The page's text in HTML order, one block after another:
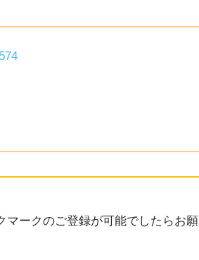
ークのご登録が可能でしたらお